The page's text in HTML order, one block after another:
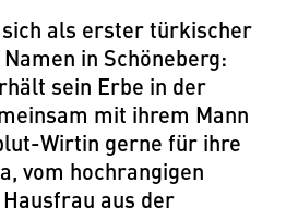
als erster türkischer
in Schöneberg:
sein Erbe in der
mit ihrem Mann
Wirtin gerne für ihre
vom hochrangigen
aus der